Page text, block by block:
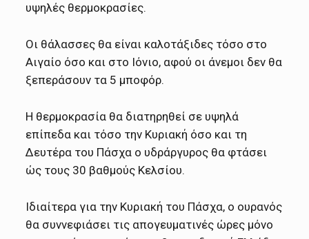
υψηλές θερμοκρασίες.
Οι θάλασσες θα είναι καλοτάξιδες τόσο στο
Αιγαίο όσο και στο Ιόνιο, αφού οι άνεμοι δεν θα
ξεπεράσουν τα 5 μποφόρ.
Η θερμοκρασία θα διατηρηθεί σε υψηλά
επίπεδα και τόσο την Κυριακή όσο και τη
Δευτέρα του Πάσχα ο υδράργυρος θα φτάσει
ώς τους 30 βαθμούς Κελσίου.
Ιδιαίτερα για την Κυριακή του Πάσχα, ο ουρανός
θα συννεφιάσει τις απογευματινές ώρες μόνο